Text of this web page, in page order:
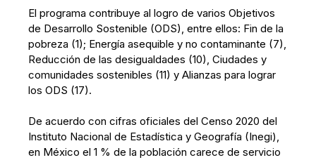
El programa contribuye al logro de varios Objetivos
de Desarrollo Sostenible (ODS), entre ellos: Fin de la
pobreza (1); Energía asequible y no contaminante (7),
Reducción de las desigualdades (10), Ciudades y
comunidades sostenibles (11) y Alianzas para lograr
los ODS (17).
De acuerdo con cifras oficiales del Censo 2020 del
Instituto Nacional de Estadística y Geografía (Inegi),
en México el 1 % de la población carece de servicio